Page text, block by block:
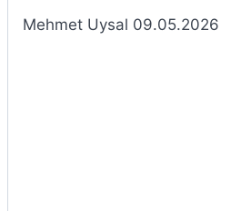
Mehmet Uysal 09.05.2026